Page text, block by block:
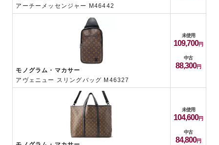
アーチーメッセンジャー M46442
モノグラム・マカサー
アヴェニュー スリングバッグ M46327
未使用
109,700
中古
88,300
未使用
104,600
中古
84,800